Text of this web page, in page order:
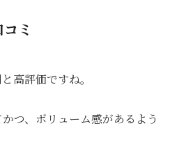
ミ
高評価ですね。
つ、ボリューム感があるよう